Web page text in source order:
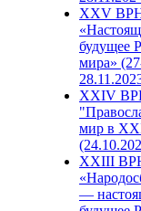
XXV
будущее
мира»
XXIV
мир в
XXIII
—